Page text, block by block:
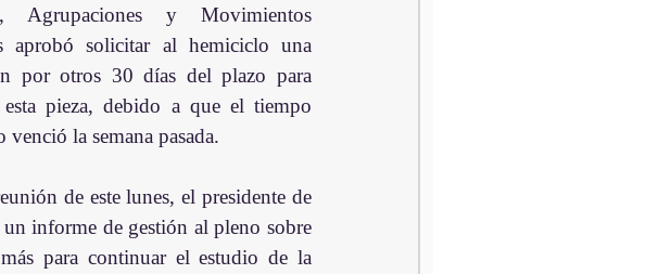
Agrupaciones y Movimientos
aprobó solicitar al hemiciclo una
por otros 30 días del plazo para
esta pieza, debido a que el tiempo
venció la semana pasada.
de este lunes, el presidente de
informe de gestión al pleno sobre
para continuar el estudio de la